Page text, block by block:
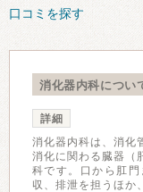
口コミを探す
消化器内科につい
詳細
消化器内科は、消化
消化に関わる臓器（
科です。口から肛
収、排泄を担うほか